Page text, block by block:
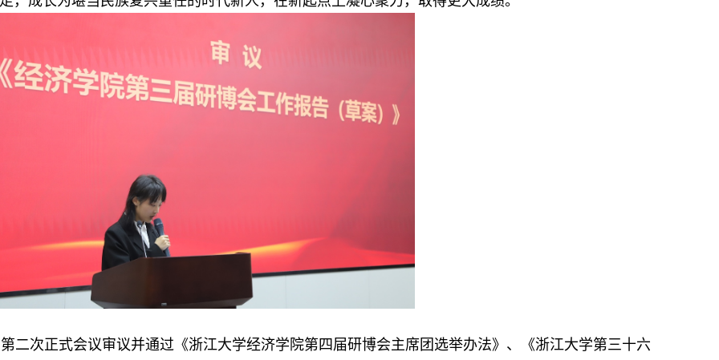
第二次正式会议审议并通过《浙江大学经济学院第 四 届研博会主席团选举办法》、《浙江大学第三十六